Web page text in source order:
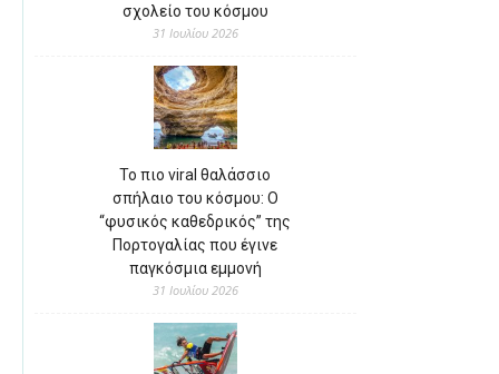
σχολείο του κόσμου
31 Ιουλίου 2026
Το πιο viral θαλάσσιο
σπήλαιο του κόσμου: Ο
“φυσικός καθεδρικός” της
Πορτογαλίας που έγινε
παγκόσμια εμμονή
31 Ιουλίου 2026